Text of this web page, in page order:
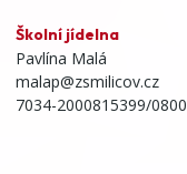
Školní jídelna
Pavlína Malá
malap@zsmilicov.cz
7034-2000815399/0800